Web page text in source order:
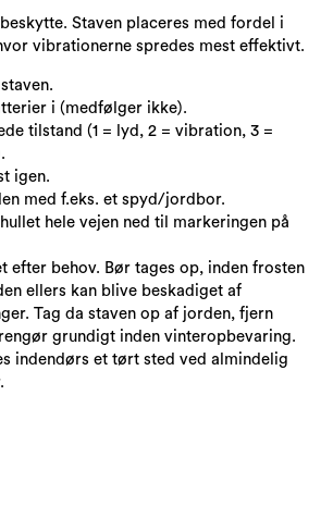
Staven placeres med fordel i
vibrationerne spredes mest effektivt.
i (medfølger ikke).
tilstand (1 = lyd, 2 = vibration, 3 =
igen.
med f.eks. et spyd/jordbor.
hele vejen ned til markeringen på
efter behov. Bør tages op, inden frosten
ellers kan blive beskadiget af
Tag da staven op af jorden, fjern
grundigt inden vinteropbevaring.
indendørs et tørt sted ved almindelig